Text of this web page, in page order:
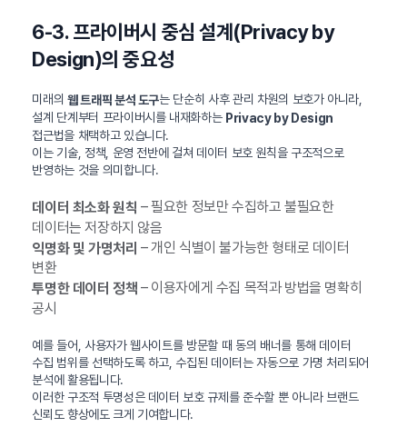
6-3. 프라이버시 중심 설계(Privacy by
Design)의 중요성
미래의 웹 트래픽 분석 도구는 단순히 사후 관리 차원의 보호가 아니라,
설계 단계부터 프라이버시를 내재화하는 Privacy by Design
접근법을 채택하고 있습니다.
이는 기술, 정책, 운영 전반에 걸쳐 데이터 보호 원칙을 구조적으로
반영하는 것을 의미합니다.
데이터 최소화 원칙 – 필요한 정보만 수집하고 불필요한
데이터는 저장하지 않음
익명화 및 가명처리 – 개인 식별이 불가능한 형태로 데이터
변환
투명한 데이터 정책 – 이용자에게 수집 목적과 방법을 명확히
공시
예를 들어, 사용자가 웹사이트를 방문할 때 동의 배너를 통해 데이터
수집 범위를 선택하도록 하고, 수집된 데이터는 자동으로 가명 처리되어
분석에 활용됩니다.
이러한 구조적 투명성은 데이터 보호 규제를 준수할 뿐 아니라 브랜드
신뢰도 향상에도 크게 기여합니다.